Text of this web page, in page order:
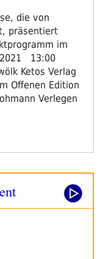
die von
präsentiert
im
13:00
Ketos Verlag
Offenen Edition
Verlegen